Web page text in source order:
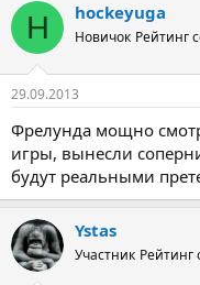
H hockeyuga
Новичок Рейтинг
29.09.2013
Фрелунда мощно
игры, вынесли
будут реальными
Ystas
Участник Рейтинг